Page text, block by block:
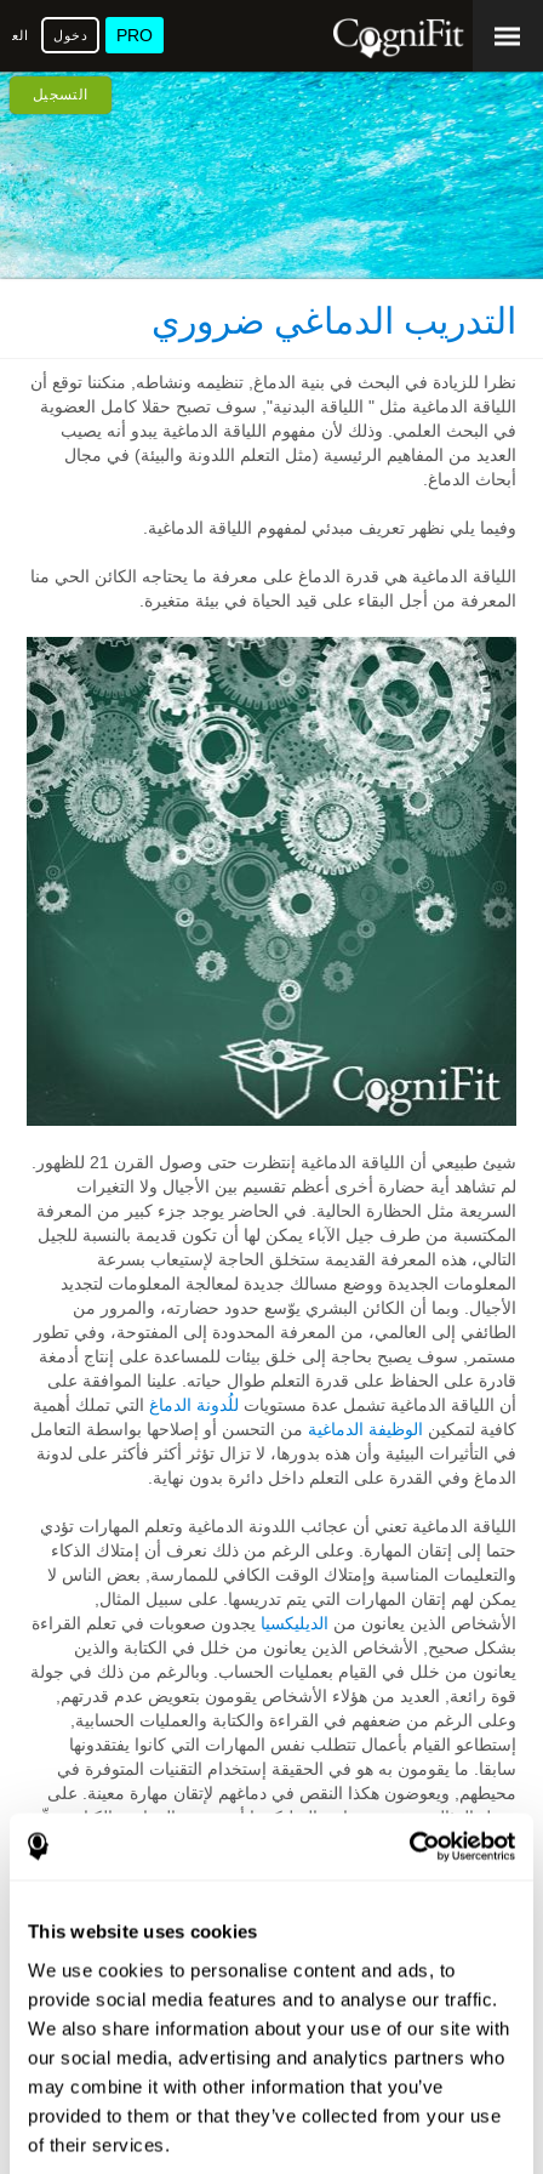
This website uses cookies
We use cookies to personalise content and ads, to
provide social media features and to analyse our traffic.
We also share information about your use of our site with
our social media, advertising and analytics partners who
may combine it with other information that you’ve
provided to them or that they’ve collected from your use
of their services.
PRO دخول
التسجيل
التدريب الدماغي ضروري
نظرا للزيادة في البحث في بنية الدماغ, تنظيمه ونشاطه, منكننا توقع أن
اللياقة الدماغية مثل " اللياقة البدنية", سوف تصبح حقلا كامل العضوية
في البحث العلمي. وذلك لأن مفهوم اللياقة الدماغية يبدو أنه يصيب
العديد من المفاهيم الرئيسية (مثل التعلم اللدونة والبيئة) في مجال
أبحاث الدماغ.
وفيما يلي نظهر تعريف مبدئي لمفهوم اللياقة الدماغية.
اللياقة الدماغية هي قدرة الدماغ على معرفة ما يحتاجه الكائن الحي منا
المعرفة من أجل البقاء على قيد الحياة في بيئة متغيرة.
شيئ طبيعي أن اللياقة الدماغية إنتظرت حتى وصول القرن 21 للظهور.
لم تشاهد أية حضارة أخرى أعظم تقسيم بين الأجيال ولا التغيرات
السريعة مثل الحظارة الحالية. في الحاضر يوجد جزء كبير من المعرفة
المكتسبة من طرف جيل الآباء يمكن لها أن تكون قديمة بالنسبة للجيل
التالي، هذه المعرفة القديمة ستخلق الحاجة لإستيعاب بسرعة
المعلومات الجديدة ووضع مسالك جديدة لمعالجة المعلومات لتجديد
الأجيال. وبما أن الكائن البشري يوّسع حدود حضارته، والمرور من
الطائفي إلى العالمي، من المعرفة المحدودة إلى المفتوحة، وفي تطور
مستمر, سوف يصبح بحاجة إلى خلق بيئات للمساعدة على إنتاج أدمغة
قادرة على الحفاظ على قدرة التعلم طوال حياته. علينا الموافقة على
أن اللياقة الدماغية تشمل عدة مستويات للُدونة الدماغ التي تملك أهمية
كافية لتمكين الوظيفة الدماغية من التحسن أو إصلاحها بواسطة التعامل
في التأثيرات البيئية وأن هذه بدورها، لا تزال تؤثر أكثر فأكثر على لدونة
الدماغ وفي القدرة على التعلم داخل دائرة بدون نهاية.
اللياقة الدماغية تعني أن عجائب اللدونة الدماغية وتعلم المهارات تؤدي
حتما إلى إتقان المهارة. وعلى الرغم من ذلك نعرف أن إمتلاك الذكاء
والتعليمات المناسبة وإمتلاك الوقت الكافي للممارسة, بعض الناس لا
يمكن لهم إتقان المهارات التي يتم تدريسها. على سبيل المثال,
الأشخاص الذين يعانون من الديليكسيا يجدون صعوبات في تعلم القراءة
بشكل صحيح, الأشخاص الذين يعانون من خلل في الكتابة والذين
يعانون من خلل في القيام بعمليات الحساب. وبالرغم من ذلك في جولة
قوة رائعة, العديد من هؤلاء الأشخاص يقومون بتعويض عدم قدرتهم,
وعلى الرغم من ضعفهم في القراءة والكتابة والعمليات الحسابية,
إستطاعو القيام بأعمال تتطلب نفس المهارات التي كانوا يفتقدونها
سابقا. ما يقومون به هو في الحقيقة إستخدام التقنيات المتوفرة في
محيطهم, ويعوضون هكذا النقص في دماغهم لإتقان مهارة معينة. على
سبيل المثال, شخص مصاب بالديليكسيا أو صعوبة القراءة والكتابة يوجِّه
قراءته من خلال إستماع القراءات الشفوية المعطاة من طرف الآباء أو
المعلمين. دماغه يتعلم معالجة اللغة المكتوبة بطريقة مختلفة تماما عن
لمواد القراءة الشفوية. ولذلك اللياقة الدماغية تعني القدرة على الثقة
في أكثر من أسلوب واحد للتعلم وتكوين خطة لحل المشاكل. كما
أوضح المثال السابق, أن تطور المسالك البديلة لمعالجة المعلومات
مستحيل بدون محيط لتمكينه من البحث عن البديل. وبالرغم من ذلك
وجود هدف واضح مهم أيضا لتحقيق اللياقة الدماغية. للإستمرار مع مثالنا
لصعوبة القراءة والكتابة, الهدف ليس في النجاح في قراءة الحروف
والكلمات ولكن فهم المعنى العام الذي ينقله النص المكتوب. وفي
خلاصة القول اللياقة الدماغية يمكن أن تتطور عندما المحيط يعطيها
العديد من المصادر الموازية للمعلومات, في مثالنا, الهدف هو كل من
النص المكتوب والقراءة بصوت عال. ومن الرغم من أن هذه البيئة الغنية